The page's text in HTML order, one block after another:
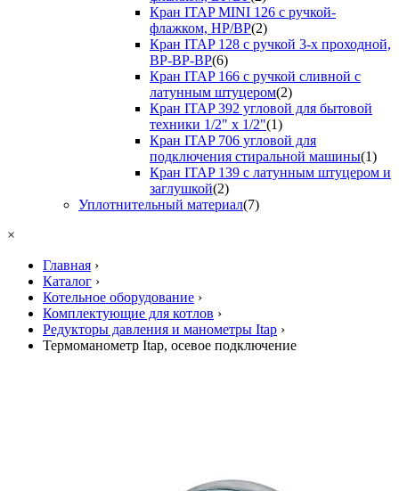
Кран ITAP MINI 126 с ручкой-
флажком, НР/ВР(2)
Кран ITAP 128 с ручкой 3-х проходной,
ВР-ВР-ВР(6)
Кран ITAP 166 с ручкой сливной с
латунным штуцером(2)
Кран ITAP 392 угловой для бытовой
техники 1/2" х 1/2"(1)
Кран ITAP 706 угловой для
подключения стиральной машины(1)
Кран ITAP 139 с латунным штуцером и
заглушкой(2)
Уплотнительный материал(7)
×
Главная ›
Каталог ›
Котельное оборудование ›
Комплектующие для котлов ›
Редукторы давления и манометры Itap ›
Термоманометр Itap, осевое подключение